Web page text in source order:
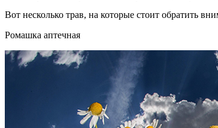
Вот несколько трав, на которые стоит обратить
Ромашка аптечная